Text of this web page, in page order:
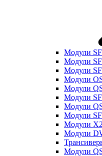
Модули
Модули
Модули
Модули
Модули
Модули
Модули
Модули
Модули
Модули
Модули